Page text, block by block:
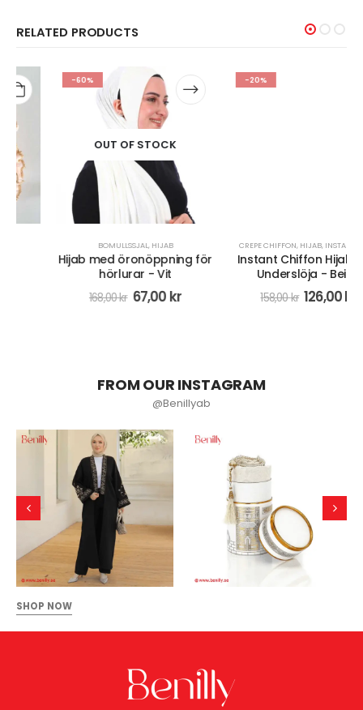
RELATED PRODUCTS
OUT OF STOCK
BOMULLSSJAL,HIJAB
Hijab med öronöppning för
hörlurar - Vit
67,00 kr
CREPE CHIFFON,HIJAB,INSTANT HIJAB
Instant Chiffon Hijab Med
Underslöja - Beige
126,00kr
FROM OUR INSTAGRAM
@Benillyab
SHOP NOW